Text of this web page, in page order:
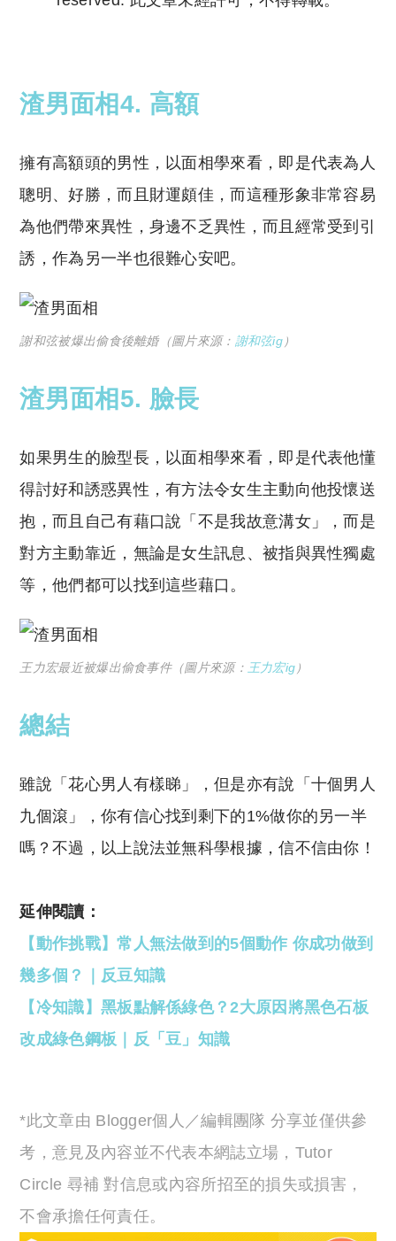
渣男面相4. 高額
擁有高額頭的男性，以面相學來看，即是代表為人
聰明、好勝，而且財運頗佳，而這種形象非常容易
為他們帶來異性，身邊不乏異性，而且經常受到引
誘，作為另一半也很難心安吧。
謝和弦被爆出偷食後離婚（圖片來源： 謝和弦ig ）
渣男面相5. 臉長
如果男生的臉型長，以面相學來看，即是代表他懂
得討好和誘惑異性，有方法令女生主動向他投懷送
抱，而且自己有藉口說「不是我故意溝女」，而是
對方主動靠近，無論是女生訊息、被指與異性獨處
等，他們都可以找到這些藉口。
王力宏最近被爆出偷食事件（圖片來源： 王力宏ig ）
總結
雖說「花心男人有樣睇」，但是亦有說「十個男人
九個滾」，你有信心找到剩下的1%做你的另一半
嗎？不過，以上說法並無科學根據，信不信由你！
延伸閱讀：
【動作挑戰】常人無法做到的5個動作 你成功做到
幾多個？｜反豆知識
【冷知識】黑板點解係綠色？2大原因將黑色石板
改成綠色鋼板｜反「豆」知識
*此文章由 Blogger個人／編輯團隊 分享並僅供參
考，意見及內容並不代表本網誌立場，Tutor
Circle 尋補 對信息或內容所招至的損失或損害，
不會承擔任何責任。